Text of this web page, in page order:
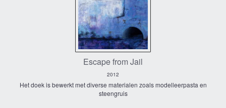
Escape from Jail
2012
Het doek is bewerkt met diverse materialen zoals modelleerpasta en
steengruis